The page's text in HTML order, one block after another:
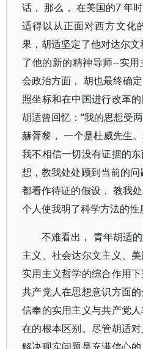
话， 那么， 在美国的7 年
适得以从正面对西方文化
果，胡适坚定了他对达尔
了他的新的精神导师--实
会政治方面， 胡也最终确
照坐标和在中国进行改革
胡适曾回忆：“我的思想受
赫胥黎， 一个是杜威先生
我不相信一切没有证据的
想，教我处处顾到当前的
都看作待证的假设， 教我
个人使我明了科学方法的性
不难看出， 青年胡适
主义、社会达尔文主义、
实用主义哲学的综合作用
共产党人在思想意识方面
信奉的实用主义与共产党
在的根本区别。尽管胡适